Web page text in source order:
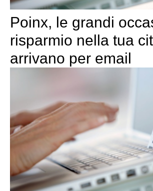
Poinx, le grandi
risparmio nella tua
arrivano per email